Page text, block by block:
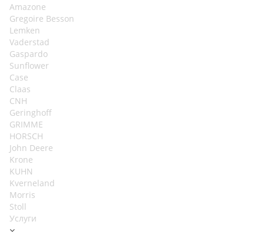
Amazone
Gregoire Besson
Lemken
Vaderstad
Gaspardo
Sunflower
Case
Claas
CNH
Geringhoff
GRIMME
HORSCH
John Deere
Krone
KUHN
Kverneland
Morris
Stoll
Услуги